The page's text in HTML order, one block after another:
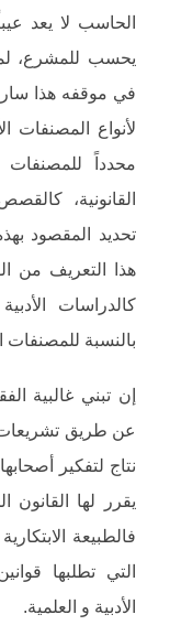
الحاسب لا يعد
يحسب للمشرع،
في موقفه هذا
لأنواع المصنفات
محدداً للمصنفات
القانونية،
تحديد المقصود
هذا التعريف من
كالدراسات
بالنسبة
إن تبني غالبية
عن طريق تشريعات
نتاج لتفكير
يقرر لها
فالطبيعة
التي تطلبها
الأدبية و العلمية.